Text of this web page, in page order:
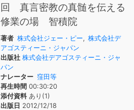
回 真言密教の真髄を伝える
修業の場 智積院
著者 株式会社ジェー・ピー, 株式会社デ
アゴスティーニ・ジャパン
出版社 株式会社デアゴスティーニ・ジャ
パン
ナレーター 窪田等
再生時間 00:30:20
添付資料あり(1)
出版日 2012/12/18